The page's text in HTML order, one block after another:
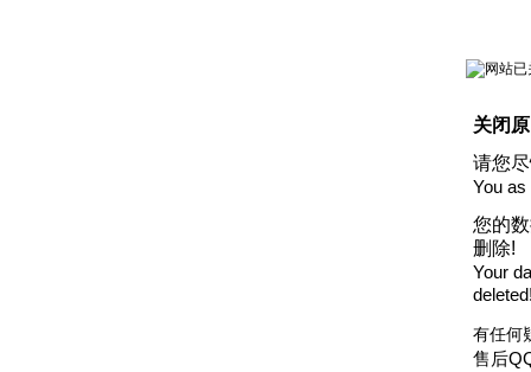
关闭
请您
You
您的
删除!
Your
有任何
售后